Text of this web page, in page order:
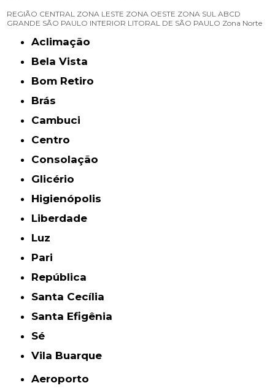
REGIÃO CENTRAL ZONA LESTE ZONA OESTE ZONA SUL ABCD
GRANDE SÃO PAULO INTERIOR LITORAL DE SÃO PAULO Zona Norte
Aclimação
Bela Vista
Bom Retiro
Brás
Cambuci
Centro
Consolação
Glicério
Higienópolis
Liberdade
Luz
Pari
República
Santa Cecília
Santa Efigênia
Sé
Vila Buarque
Aeroporto